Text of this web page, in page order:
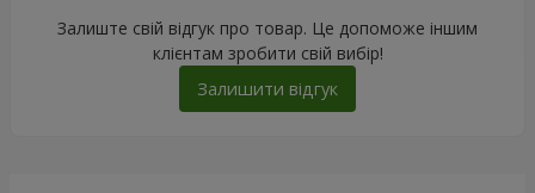
Залиште свій відгук про товар. Це допоможе іншим
клієнтам зробити свій вибір!
Залишити відгук